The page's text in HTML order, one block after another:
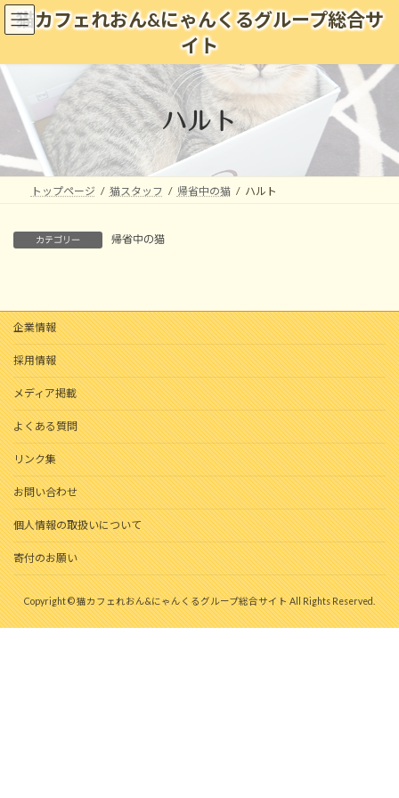
コ
ン
ン
ツ
へ
ッ
プ
ナ
ビ
ー
シ
ョ
移
動
猫カフェれおん&にゃんくるグループ総合サ
イト
ハルト
トップページ 猫スタッフ 帰省中の猫 ハルト
カテゴリー 帰省中の猫
企業情報
採用情報
メディア掲載
よくある質問
リンク集
お問い合わせ
個人情報の取扱いについて
寄付のお願い
Copyright © 猫カフェれおん&にゃんくるグループ総合サイト All Rights Reserved.